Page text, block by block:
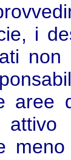
i
aree